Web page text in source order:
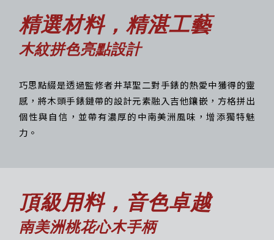
精選材料，精湛工藝
木紋拼色亮點設計
巧思點綴是透過監修者井草聖二對手錶的熱愛中獲得的靈
感，將木頭手錶鏈帶的設計元素融入吉他鑲嵌，方格拼出
個性與自信，並帶有濃厚的中南美洲風味，增添獨特魅
力。
頂級用料，音色卓越
南美洲桃花心木手柄